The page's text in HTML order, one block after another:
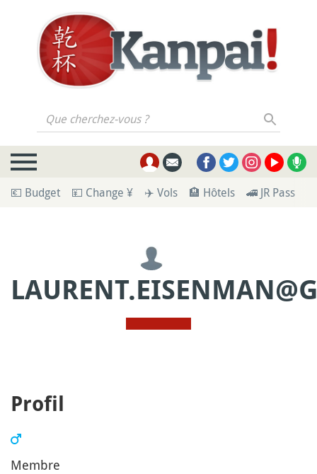
Que cherchez-vous ?
💶 Budget 💴 Change ¥ ✈️ Vols 🏨 Hôtels 🚄 JR Pass
Profil
Membre